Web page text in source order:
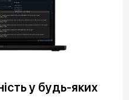
у будь-яких